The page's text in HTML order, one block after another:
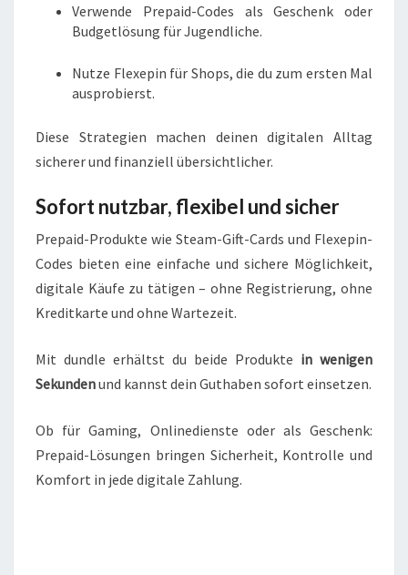
Verwende Prepaid-Codes als Geschenk oder
Budgetlösung für Jugendliche.
Nutze Flexepin für Shops, die du zum ersten Mal
ausprobierst.
Diese Strategien machen deinen digitalen Alltag
sicherer und finanziell übersichtlicher.
Sofort nutzbar, flexibel und sicher
Prepaid-Produkte wie Steam-Gift-Cards und Flexepin-
Codes bieten eine einfache und sichere Möglichkeit,
digitale Käufe zu tätigen – ohne Registrierung, ohne
Kreditkarte und ohne Wartezeit.
Mit dundle erhältst du beide Produkte in wenigen
Sekundenund kannst dein Guthaben sofort einsetzen.
Ob für Gaming, Onlinedienste oder als Geschenk:
Prepaid-Lösungen bringen Sicherheit, Kontrolle und
Komfort in jede digitale Zahlung.